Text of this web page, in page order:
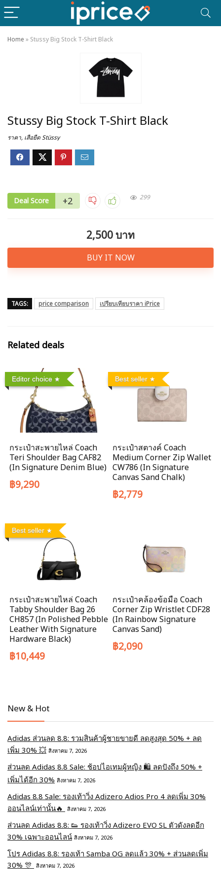
Home » Stussy Big Stock T-Shirt Black
Stussy Big Stock T-Shirt Black
ราคา, เสื้อยืด Stüssy
Deal Score +2 299
2,500 บาท
BUY IT NOW
TAGS: price comparison เปรียบเทียบราคา iPrice
Related deals
Editor choice
กระเป๋าสะพายไหล่ Coach
Teri Shoulder Bag CAF82
(In Signature Denim Blue)
฿9,290
Best seller
กระเป๋าสตางค์ Coach
Medium Corner Zip Wallet
CW786 (In Signature
Canvas Sand Chalk)
฿2,779
Best seller
กระเป๋าสะพายไหล่ Coach
Tabby Shoulder Bag 26
CH857 (In Polished Pebble
Leather With Signature
Hardware Black)
฿10,449
กระเป๋าคล้องข้อมือ Coach
Corner Zip Wristlet CDF28
(In Rainbow Signature
Canvas Sand)
฿2,090
New & Hot
Adidas ส่วนลด 8.8: รวมสินค้าผู้ชายขายดี ลดสูงสุด 50% + ลด
เพิ่ม 30% 💥 สิงหาคม 7, 2026
ส่วนลด Adidas 8.8 Sale: ช้อปไอเทมผู้หญิง 🛍️ ลดปังถึง 50% +
เพิ่มได้อีก 30% สิงหาคม 7, 2026
Adidas 8.8 Sale: รองเท้าวิ่ง Adizero Adios Pro 4 ลดเพิ่ม 30%
ออนไลน์เท่านั้น🔥
สิงหาคม 7, 2026
ส่วนลด Adidas 8.8: 👟 รองเท้าวิ่ง Adizero EVO SL ตัวดังลดอีก
30% เฉพาะออนไลน์ สิงหาคม 7, 2026
โปร Adidas 8.8: รองเท้า Samba OG ลดแล้ว 30% + ส่วนลดเพิ่ม
30% 🎊 สิงหาคม 7, 2026